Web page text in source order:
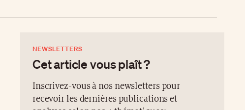
NEWSLETTERS
Cet article vous plaît ?
Inscrivez-vous à nos newsletters pour
recevoir les dernières publications et